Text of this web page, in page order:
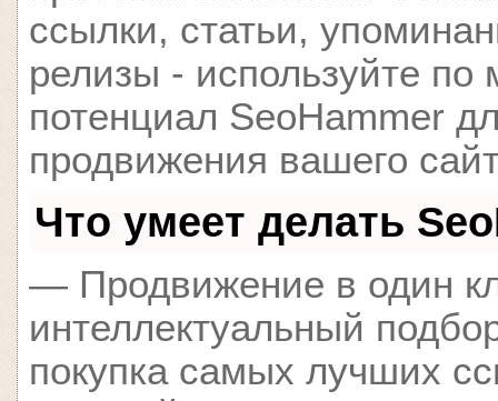
ссылки, статьи,
релизы - используйте по
потенциал SeoHammer
продвижения вашего
Что умеет делать
— Продвижение в один
интеллектуальный
покупка самых лучших